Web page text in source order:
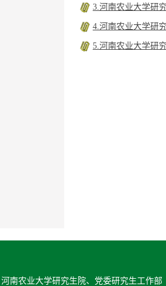
3.河南农业大学研
4.河南农业大学研
5.河南农业大学研
河南农业大学研究生院、党委研究生工作